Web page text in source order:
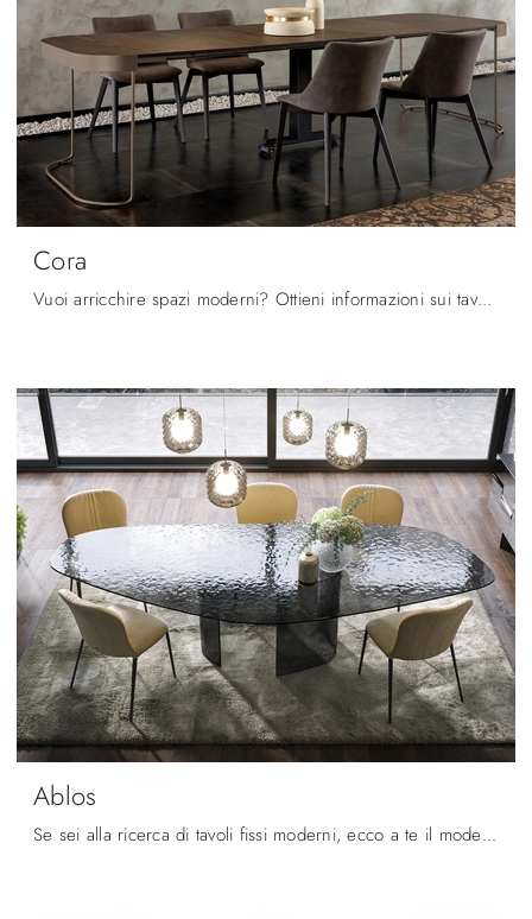
Cora
Vuoi arricchire spazi moderni? Ottieni informazioni sui tavoli moderni consolle: il modello da pranzo Cora ti sta aspettando.
Ablos
Se sei alla ricerca di tavoli fissi moderni, ecco a te il modello da pranzo in vetro Ablos della marca Tonin Casa.